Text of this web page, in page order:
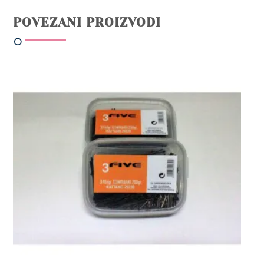
POVEZANI PROIZVODI